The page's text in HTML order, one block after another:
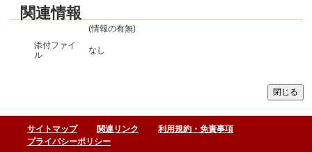
関連情報
(情報の有無)
添付ファイ
ル
なし
サイトマップ 関連リンク
利用規約・免責事項
プライバシーポリシー